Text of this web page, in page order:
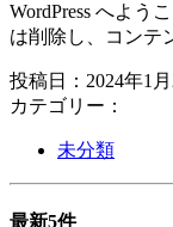
WordPress へよう
は削除し、コンテ
投稿日：2024年1月
カテゴリー：
未分類
最新5件